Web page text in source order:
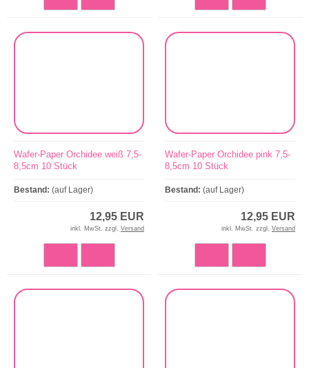
Wafer-Paper Orchidee weiß 7,5-
8,5cm 10 Stück
Bestand: (auf Lager)
12,95 EUR
inkl. MwSt. zzgl. Versand
Wafer-Paper Orchidee pink 7,5-
8,5cm 10 Stück
Bestand: (auf Lager)
12,95 EUR
inkl. MwSt. zzgl. Versand